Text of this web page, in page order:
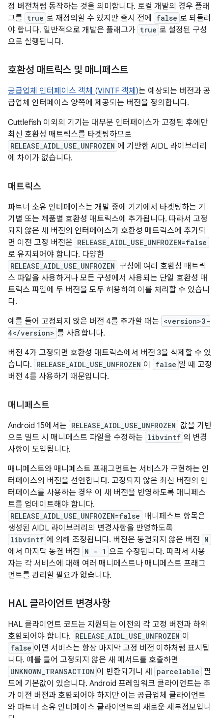
정 버전처럼 동작하는 것을 의미합니다. 로컬 개발의 경우 플래
그를 true 로 재정의할 수 있지만 출시 전에 false 로 되돌려
야 합니다. 일반적으로 개발은 플래그가 true 로 설정된 구성
으로 실행됩니다.
호환성 매트릭스 및 매니페스트
공급업체 인터페이스 객체 (VINTF 객체)는 예상되는 버전과 공
급업체 인터페이스 양쪽에 제공되는 버전을 정의합니다.
Cuttlefish 이외의 기기는 대부분 인터페이스가 고정된 후에만
최신 호환성 매트릭스를 타겟팅하므로
RELEASE_AIDL_USE_UNFROZEN 에 기반한 AIDL 라이브러리
에 차이가 없습니다.
매트릭스
파트너 소유 인터페이스는 개발 중에 기기에서 타겟팅하는 기
기별 또는 제품별 호환성 매트릭스에 추가됩니다. 따라서 고정
되지 않은 새 버전의 인터페이스가 호환성 매트릭스에 추가되
면 이전 고정 버전은 RELEASE_AIDL_USE_UNFROZEN=false
로 유지되어야 합니다. 다양한
RELEASE_AIDL_USE_UNFROZEN 구성에 여러 호환성 매트릭
스 파일을 사용하거나 모든 구성에서 사용되는 단일 호환성 매
트릭스 파일에 두 버전을 모두 허용하여 이를 처리할 수 있습니
다.
예를 들어 고정되지 않은 버전 4를 추가할 때는 <version>3-
4</version> 를 사용합니다.
버전 4가 고정되면 호환성 매트릭스에서 버전 3을 삭제할 수 있
습니다. RELEASE_AIDL_USE_UNFROZEN 이 false 일 때 고정
버전 4를 사용하기 때문입니다.
매니페스트
Android 15에서는 RELEASE_AIDL_USE_UNFROZEN 값을 기반
으로 빌드 시 매니페스트 파일을 수정하는 libvintf 의 변경
사항이 도입됩니다.
매니페스트와 매니페스트 프래그먼트는 서비스가 구현하는 인
터페이스의 버전을 선언합니다. 고정되지 않은 최신 버전의 인
터페이스를 사용하는 경우 이 새 버전을 반영하도록 매니페스
트를 업데이트해야 합니다.
RELEASE_AIDL_USE_UNFROZEN=false 매니페스트 항목은
생성된 AIDL 라이브러리의 변경사항을 반영하도록
libvintf 에 의해 조정됩니다. 버전은 동결되지 않은 버전 N
에서 마지막 동결 버전 N - 1 으로 수정됩니다. 따라서 사용
자는 각 서비스에 대해 여러 매니페스트나 매니페스트 프래그
먼트를 관리할 필요가 없습니다.
HAL 클라이언트 변경사항
HAL 클라이언트 코드는 지원되는 이전의 각 고정 버전과 하위
호환되어야 합니다. RELEASE_AIDL_USE_UNFROZEN 이
false 이면 서비스는 항상 마지막 고정 버전 이하처럼 표시됩
니다. 예를 들어 고정되지 않은 새 메서드를 호출하면
UNKNOWN_TRANSACTION 이 반환되거나 새 parcelable 필
드에 기본값이 있습니다. Android 프레임워크 클라이언트는 추
가 이전 버전과 호환되어야 하지만 이는 공급업체 클라이언트
와 파트너 소유 인터페이스 클라이언트의 새로운 세부정보입니